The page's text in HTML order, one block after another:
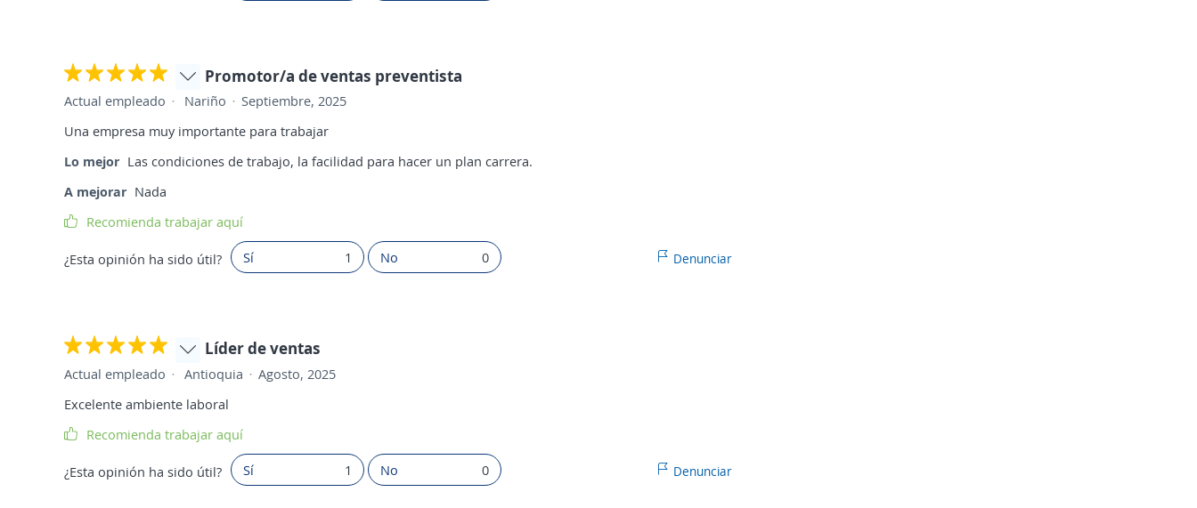
Promotor/a de ventas preventista
Actual empleado Nariño
Septiembre, 2025
Una empresa muy importante para trabajar
Lo mejor Las condiciones de trabajo, la facilidad para hacer un plan carrera.
A mejorar Nada
Recomienda trabajar aquí
¿Esta opinión ha sido útil? Sí 1 No 0 Denunciar
Líder de ventas
Actual empleado Antioquia
Agosto, 2025
Excelente ambiente laboral
Recomienda trabajar aquí
¿Esta opinión ha sido útil? Sí 1 No 0 Denunciar